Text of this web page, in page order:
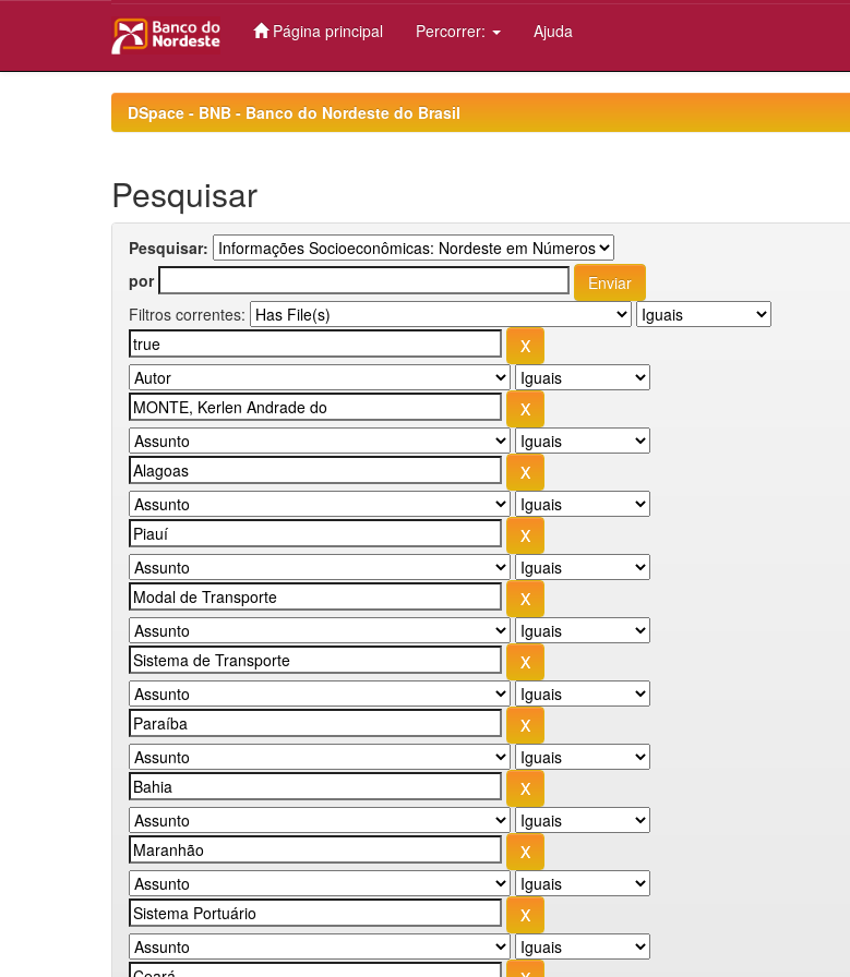
Página principal Percorrer: Ajuda
DSpace - BNB - Banco do Nordeste do Brasil
Pesquisar
Pesquisar:
por
Filtros correntes: